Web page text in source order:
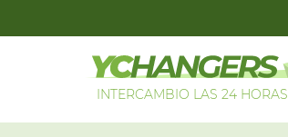
INTERCAMBIO LAS 24 HORAS